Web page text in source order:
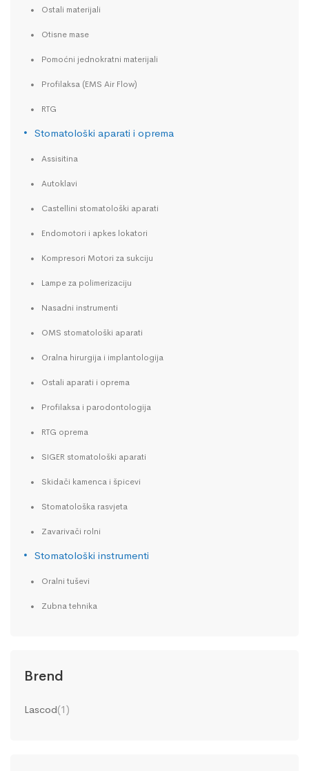
Ostali materijali
Otisne mase
Pomoćni jednokratni materijali
Profilaksa (EMS Air Flow)
RTG
Stomatološki aparati i oprema
Assisitina
Autoklavi
Castellini stomatološki aparati
Endomotori i apkes lokatori
Kompresori Motori za sukciju
Lampe za polimerizaciju
Nasadni instrumenti
OMS stomatološki aparati
Oralna hirurgija i implantologija
Ostali aparati i oprema
Profilaksa i parodontologija
RTG oprema
SIGER stomatološki aparati
Skidači kamenca i špicevi
Stomatološka rasvjeta
Zavarivači rolni
Stomatološki instrumenti
Oralni tuševi
Zubna tehnika
Brend
Lascod(1)